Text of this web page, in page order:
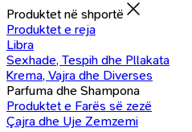
Produktet në shportë
Produktet e reja
Libra
Sexhade, Tespih dhe Pllakata
Krema, Vajra dhe Diverses
Parfuma dhe Shampona
Produktet e Farës së zezë
Çajra dhe Uje Zemzemi